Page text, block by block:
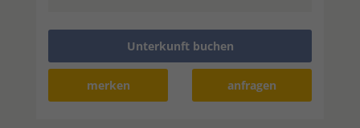
Unterkunft buchen
merken anfragen